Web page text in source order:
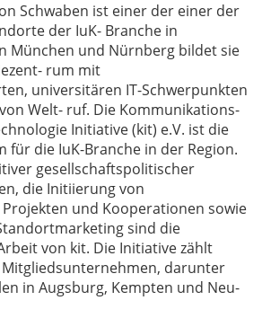
Schwaben ist einer der einer der
der IuK- Branche in
München und Nürnberg bildet sie
rum mit
universitären IT-Schwerpunkten
Welt- ruf. Die Kommunikations-
Initiative (kit) e.V. ist die
für die IuK-Branche in der Region.
gesellschaftspolitischer
die Initiierung von
und Kooperationen sowie
sind die
von kit. Die Initiative zählt
darunter
in Augsburg, Kempten und Neu-